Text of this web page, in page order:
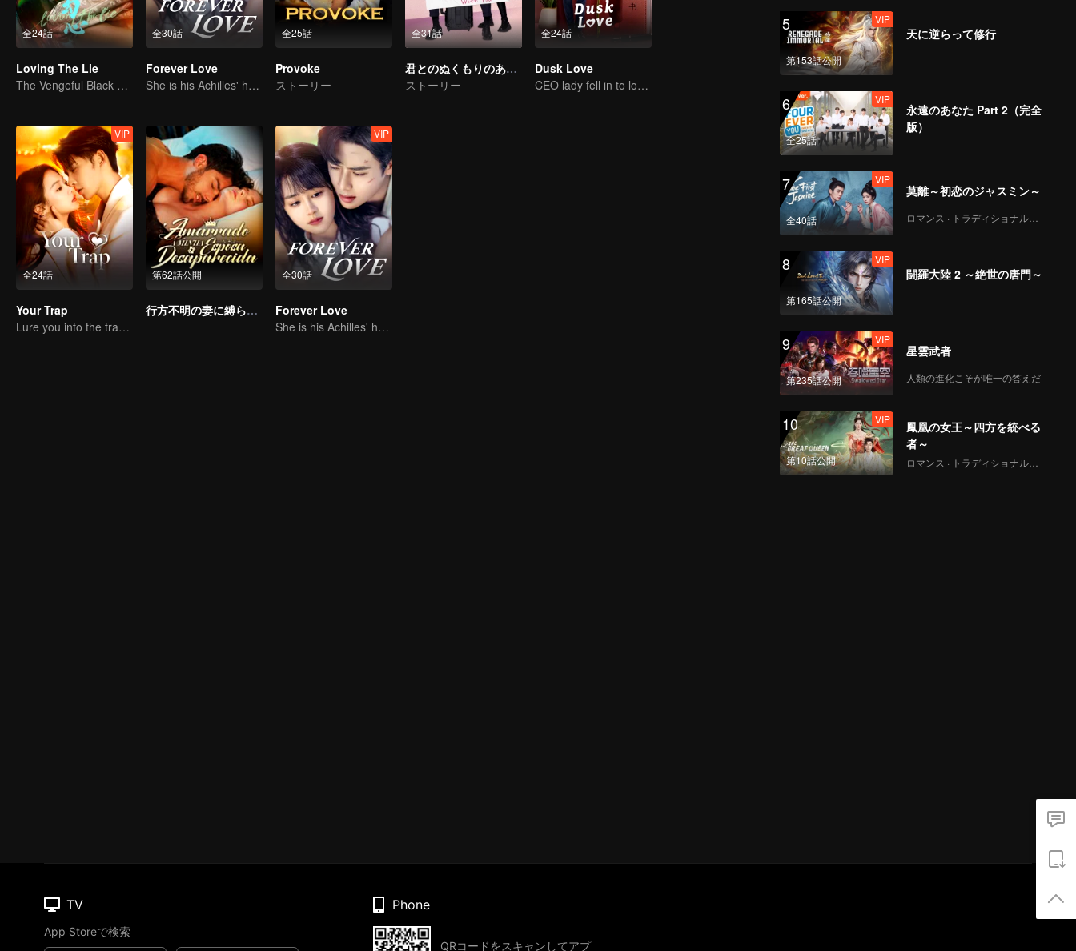
全24話
Loving The Lie
The Vengeful Black Lotus Falls for the Rogue Young Master
全30話
Forever Love
She is his Achilles' heel and his armor
全25話
Provoke
ストーリー
全31話
君とのぬくもりのある時間
ストーリー
全24話
Dusk Love
CEO lady fell in to love contract
全24話
VIP
Your Trap
Lure you into the trap with love as bait
第62話公開
行方不明の妻に縛られて
全30話
VIP
Forever Love
She is his Achilles' heel and his armor
5
第153話公開
VIP
天に逆らって修行
6
全25話
VIP
永遠のあなた Part 2（完全
版）
7
全40話
VIP
莫離～初恋のジャスミン～
ロマンス · トラディショナル・コスチューム
8
第165話公開
VIP
闘羅大陸 2 ～絶世の唐門～
9
第235話公開
VIP
星雲武者
人類の進化こそが唯一の答えだ
10
第10話公開
VIP
鳳凰の女王～四方を統べる
者～
ロマンス · トラディショナル・コスチューム · ファンタジー
TV
App Storeで検索
Phone
QRコードをスキャンしてアプ